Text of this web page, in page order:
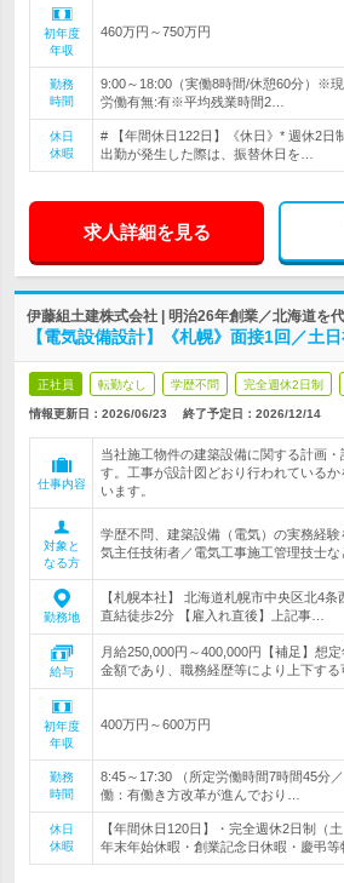
初年度
年収
460万円～750万円
勤務
時間
9:00～18:00（実働8時間/休憩60分）※
労働有無:有※平均残業時間2…
休日
休暇
# 【年間休日122日】《休日》* 週休2日
出勤が発生した際は、振替休日を…
求人詳細を見る
伊藤組土建株式会社 | 明治26年創業／北海道を
【電気設備設計】《札幌》面接1回／土
正社員 転勤なし 学歴不問 完全週休2日制
情報更新日：2026/06/23 終了予定日： 2026/12/14
仕事内容
当社施工物件の建築設備に関する計画・
す。工事が設計図どおり行われている
います。
対象と
なる方
学歴不問、建築設備（電気）の実務経
気主任技術者／電気工事施工管理技士な
勤務地
【札幌本社】 北海道札幌市中央区北4
直結徒歩2分 【雇入れ直後】上記事…
給与
月給250,000円～400,000円【補足】想
金額であり、職務経歴等により上下する
初年度
年収
400万円～600万円
勤務
時間
8:45～17:30 （所定労働時間7時間45分
働：有働き方改革が進んでおり…
休日
休暇
【年間休日120日】・完全週休2日制（
年末年始休暇・創業記念日休暇・慶弔等